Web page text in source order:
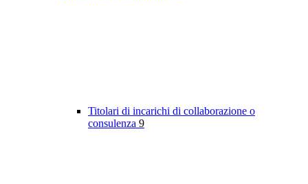
Titolari di incarichi di collaborazione o
consulenza 9